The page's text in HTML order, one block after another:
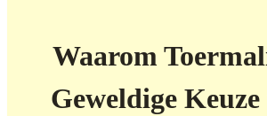
Waarom
Geweldige